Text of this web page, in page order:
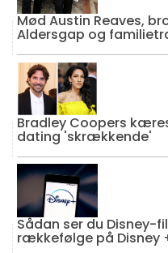
Mød Austin Reaves,
Aldersgap og
Bradley Coopers
dating 'skrækkende'
Sådan ser du Disney-
rækkefølge på Disney